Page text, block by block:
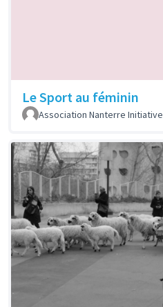
Le Sport au féminin
Association Nanterre Initiative